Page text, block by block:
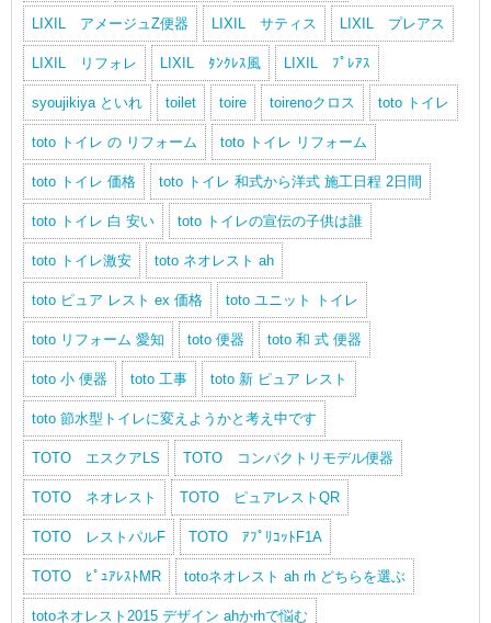
LIXIL アメージュZ便器 LIXIL サティス LIXIL プレアス
LIXIL リフォレ LIXIL ﾀﾝｸﾚｽ風 LIXIL ﾌﾟﾚｱｽ
syoujikiya といれ toilet toire toirenoクロス toto トイレ
toto トイレ の リフォーム toto トイレ リフォーム
toto トイレ 価格 toto トイレ 和式から洋式 施工日程 2日間
toto トイレ 白 安い toto トイレの宣伝の子供は誰
toto トイレ激安 toto ネオレスト ah
toto ピュア レスト ex 価格 toto ユニット トイレ
toto リフォーム 愛知 toto 便器 toto 和 式 便器
toto 小 便器 toto 工事 toto 新 ピュア レスト
toto 節水型トイレに変えようかと考え中です
TOTO エスクアLS TOTO コンパクトリモデル便器
TOTO ネオレスト TOTO ピュアレストQR
TOTO レストパルF TOTO ｱﾌﾟﾘｺｯﾄF1A
TOTO ﾋﾟｭｱﾚｽﾄMR totoネオレスト ah rh どちらを選ぶ
totoネオレスト2015 デザイン ahかrhで悩む